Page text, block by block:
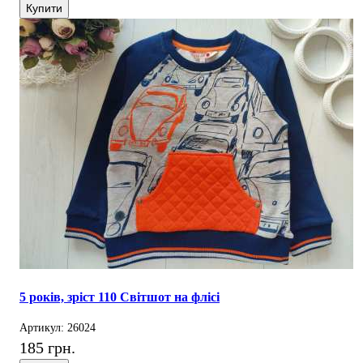
Купити
5 років, зріст 110 Світшот на флісі
Артикул: 26024
185 грн.